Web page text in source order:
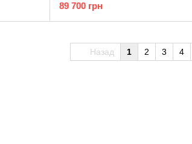
89 700 грн
Назад 1 2 3 4